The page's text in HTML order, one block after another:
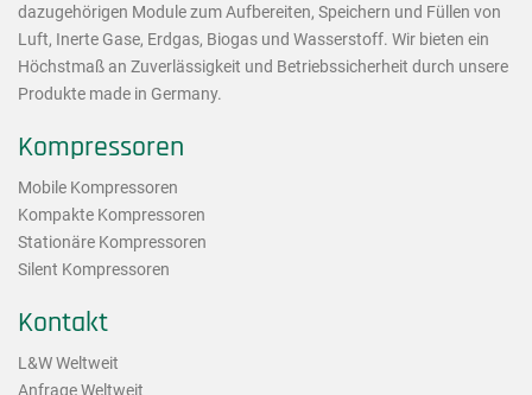
dazugehörigen Module zum Aufbereiten, Speichern und Füllen von
Luft, Inerte Gase, Erdgas, Biogas und Wasserstoff. Wir bieten ein
Höchstmaß an Zuverlässigkeit und Betriebssicherheit durch unsere
Produkte made in Germany.
Kompressoren
Mobile Kompressoren
Kompakte Kompressoren
Stationäre Kompressoren
Silent Kompressoren
Kontakt
L&W Weltweit
Anfrage Weltweit